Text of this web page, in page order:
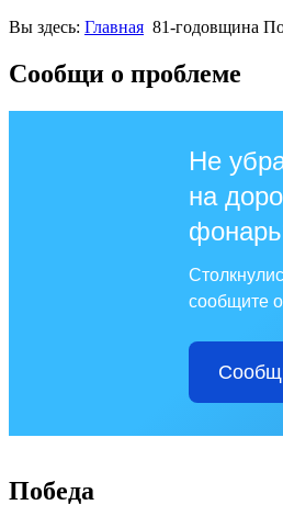
Вы здесь: Главная 81-годовщина
Сообщи о проблеме
Не
на
сообщите
Победа